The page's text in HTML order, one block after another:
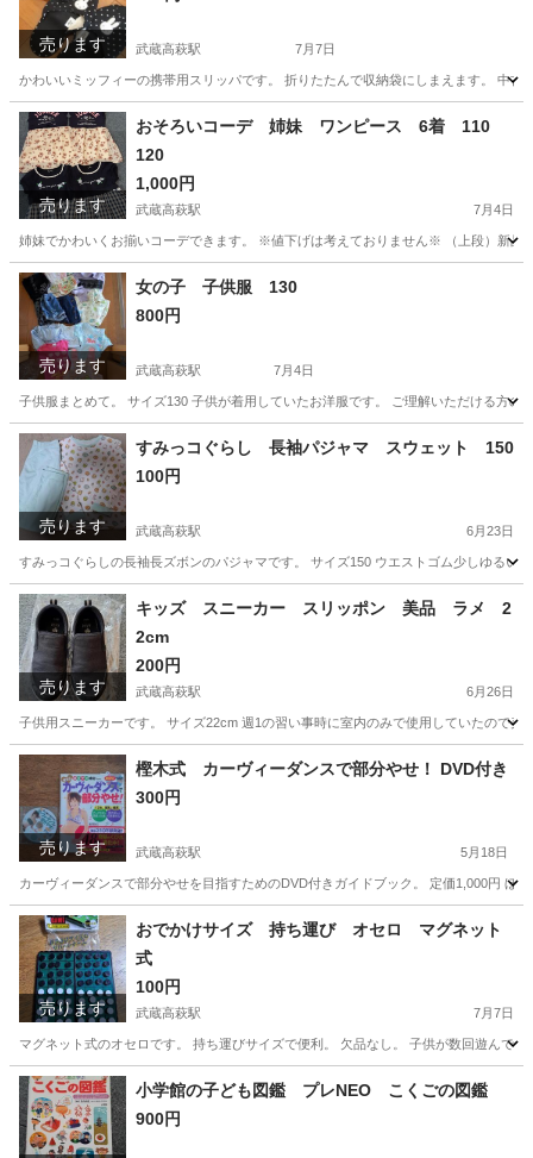
売ります 武蔵高萩駅 7月7日
かわいいミッフィーの携帯用スリッパです。 折りたたんで収納袋にしまえます。 中
埼玉 日高市 武蔵高萩駅 子供用品 ミッフィー
売ります
おそろいコーデ 姉妹 ワンピース 6着 110
120
1,000円
武蔵高萩駅 7月4日
姉妹でかわいくお揃いコーデできます。 ※値下げは考えておりません※ （上段）新品
埼玉 日高市 武蔵高萩駅 子供用品
売ります
女の子 子供服 130
800円
武蔵高萩駅 7月4日
子供服まとめて。 サイズ130 子供が着用していたお洋服です。 ご理解いただける方
埼玉 日高市 武蔵高萩駅 キッズ用品 すみっコぐらし
売ります
すみっコぐらし 長袖パジャマ スウェット 150
100円
武蔵高萩駅 6月23日
すみっコぐらしの長袖長ズボンのパジャマです。 サイズ150 ウエストゴム少しゆる
埼玉 日高市 武蔵高萩駅 キッズ用品 すみっコぐらし
売ります
キッズ スニーカー スリッポン 美品 ラメ 2
2cm
200円
武蔵高萩駅 6月26日
子供用スニーカーです。 サイズ22cm 週1の習い事時に室内のみで使用していたので
埼玉 日高市 武蔵高萩駅 キッズ用品 キッズ
売ります
樫木式 カーヴィーダンスで部分やせ！ DVD付き
300円
武蔵高萩駅 5月18日
カーヴィーダンスで部分やせを目指すためのDVD付きガイドブック。 定価1,000円 ほ
埼玉 日高市 武蔵高萩駅 その他 DVD
売ります
おでかけサイズ 持ち運び オセロ マグネット
式
100円
武蔵高萩駅 7月7日
マグネット式のオセロです。 持ち運びサイズで便利。 欠品なし。 子供が数回遊んで
埼玉 日高市 武蔵高萩駅 ボードゲーム
小学館の子ども図鑑 プレNEO こくごの図鑑
900円